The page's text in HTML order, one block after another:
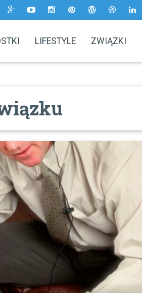
LIFESTYLE ZWIĄZKI